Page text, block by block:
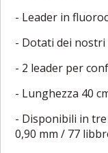
- Leader in
- Dotati dei
- 2 leader per
- Lunghezza 40
- Disponibili in
0,90 mm / 77